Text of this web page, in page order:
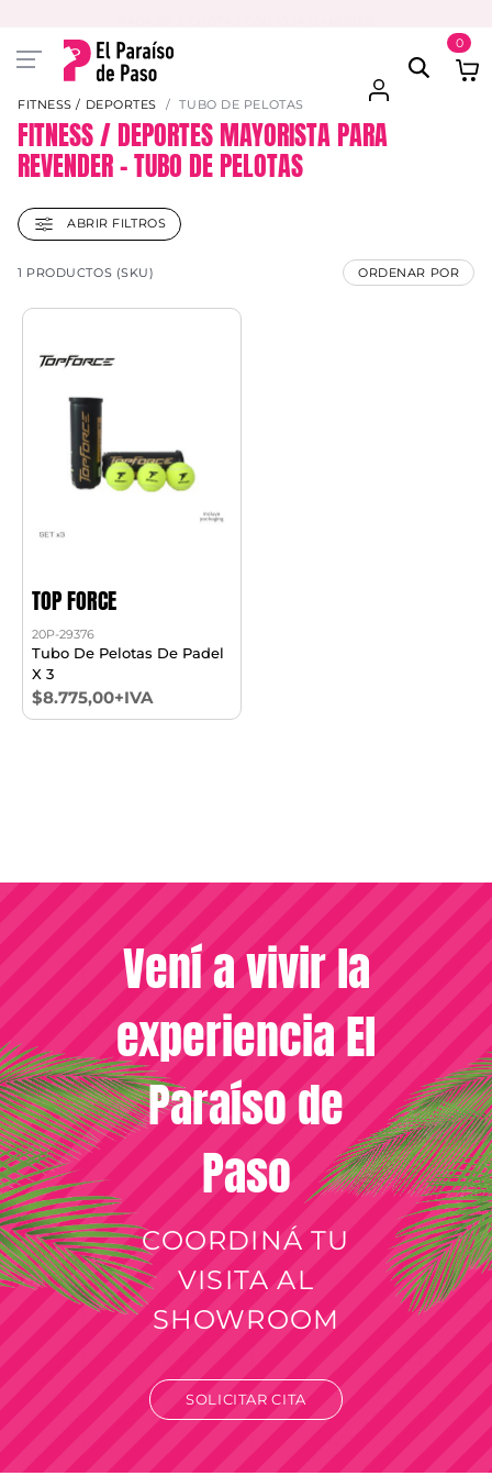
0
FITNESS / DEPORTES TUBO DE PELOTAS
FITNESS / DEPORTES MAYORISTA PARA
REVENDER – TUBO DE PELOTAS
ABRIR FILTROS
1 PRODUCTOS (SKU) ORDENAR POR
TOP FORCE
20P-29376
Tubo De Pelotas De Padel
X 3
$8.775,00+IVA
Vení a vivir la
experiencia El
Paraíso de
Paso
COORDINÁ TU
VISITA AL
SHOWROOM
SOLICITAR CITA